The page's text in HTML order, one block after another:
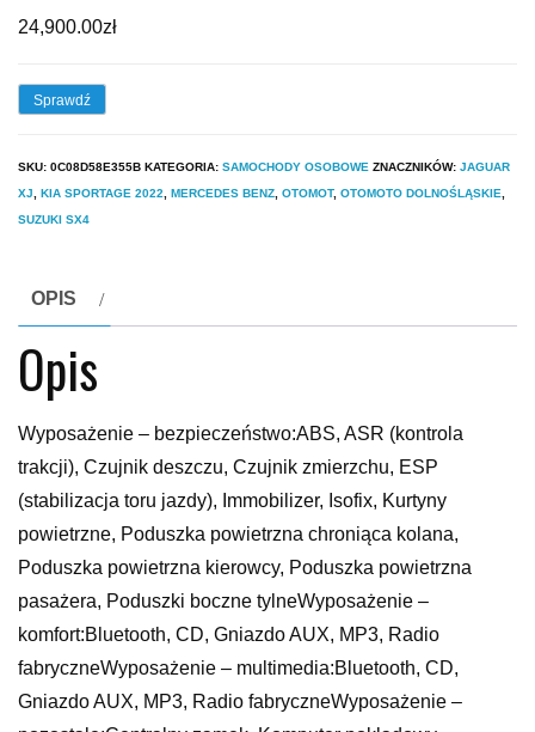
24,900.00zł
Sprawdź
SKU: 0C08D58E355B KATEGORIA: SAMOCHODY OSOBOWE ZNACZNIKÓW: JAGUAR
XJ
KIA SPORTAGE 2022 MERCEDES BENZ OTOMOT, OTOMOTO DOLNOŚLĄSKIE
SUZUKI SX4
OPIS
Opis
Wyposażenie – bezpieczeństwo:ABS, ASR (kontrola
trakcji), Czujnik deszczu, Czujnik zmierzchu, ESP
(stabilizacja toru jazdy), Immobilizer, Isofix, Kurtyny
powietrzne, Poduszka powietrzna chroniąca kolana,
Poduszka powietrzna kierowcy, Poduszka powietrzna
pasażera, Poduszki boczne tylneWyposażenie –
komfort:Bluetooth, CD, Gniazdo AUX, MP3, Radio
fabryczneWyposażenie – multimedia:Bluetooth, CD,
Gniazdo AUX, MP3, Radio fabryczneWyposażenie –